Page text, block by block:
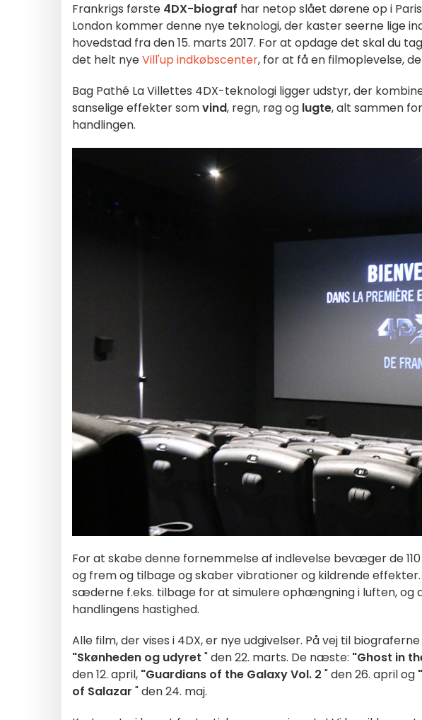
Frankrigs første 4DX-biograf har netop slået dørene op i
London kommer denne nye teknologi, der kaster seerne lige
hovedstad fra den 15. marts 2017. For at opdage det skal du
det helt nyeVill'up indkøbscenter, for at få en filmoplevelse,
Bag Pathé La Villettes 4DX-teknologi ligger udstyr, der
sanselige effekter somvind, regn, røg og lugte, alt sammen
handlingen.
For at skabe denne fornemmelse af indlevelse bevæger de
og frem og tilbage og skaber vibrationer og kildrende
sæderne f.eks. tilbage for at simulere ophængning i luften,
handlingens hastighed.
Alle film, der vises i 4DX, er nye udgivelser. På vej til biograferne
"Skønheden og udyret " den 22. marts. De næste: "Ghost in
den 12. april, "Guardians of the Galaxy Vol. 2 " den 26. april og
of Salazar " den 24. maj.